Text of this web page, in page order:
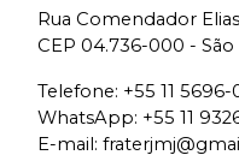
Rua Comendador
CEP 04.736-000 - São
Telefone: +55 11
WhatsApp: +55 11
E-mail: